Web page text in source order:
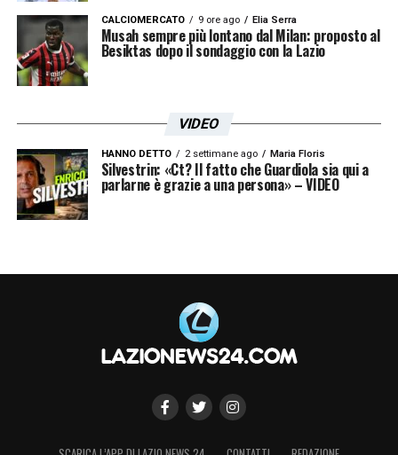
CALCIOMERCATO 9 ore ago Elia Serra
Musah sempre più lontano dal Milan: proposto al
Besiktas dopo il sondaggio con la Lazio
VIDEO
HANNO DETTO 2 settimane ago Maria Floris
Silvestrin: «Ct? Il fatto che Guardiola sia qui a
parlarne è grazie a una persona» – VIDEO